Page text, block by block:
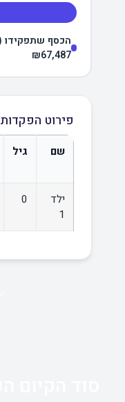
הכסף שתפקידו
₪67,487
פירוט
שם גיל
ילד
1
0